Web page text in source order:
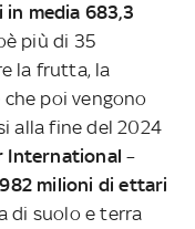
media 683,3
più di 35
la frutta, la
poi vengono
alla fine del 2024
International–
milioni di ettari
di suolo e terra